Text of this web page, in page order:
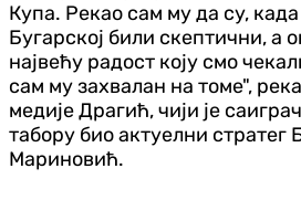
Купа. Рекао сам му да су, када
Бугарској били скептични, а
највећу радост коју смо
сам му захвалан на томе",
медије Драгић, чији је
табору био актуелни стратег
Мариновић.